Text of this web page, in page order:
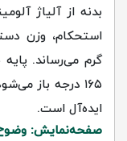
بدنه از آلیاژ
۱۶۵ درجه باز
ایده‌آل است.
صفحه‌نمایش: